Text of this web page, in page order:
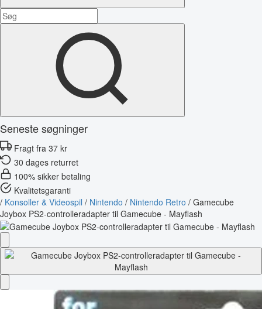
Seneste søgninger
Fragt fra 37 kr
30 dages returret
100% sikker betaling
Kvalitetsgaranti
/ Konsoller & Videospil / Nintendo / Nintendo Retro / Gamecube
Joybox PS2-controlleradapter til Gamecube - Mayflash